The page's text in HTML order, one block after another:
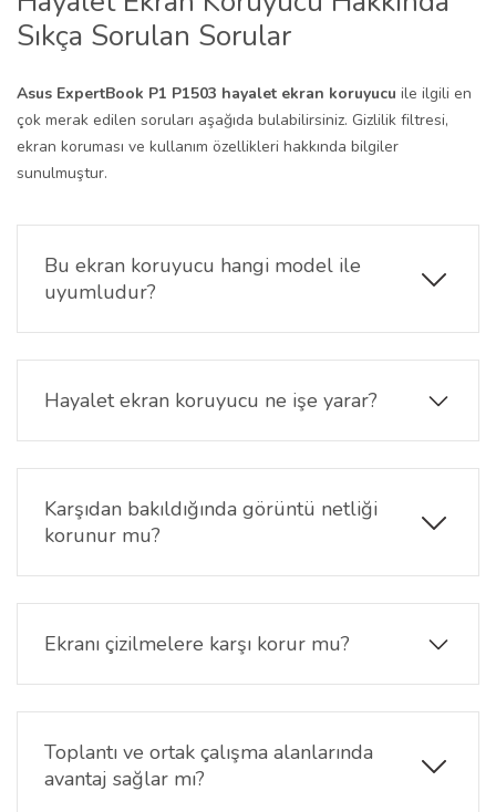
Sıkça Sorulan Sorular
Asus ExpertBook P1 P1503 hayalet ekran koruyucu ile ilgili en
çok merak edilen soruları aşağıda bulabilirsiniz. Gizlilik filtresi,
ekran koruması ve kullanım özellikleri hakkında bilgiler
sunulmuştur.
Bu ekran koruyucu hangi model ile
uyumludur?
Ürün, ASUS ExpertBook P1 P1503 serisi için özel
olarak üretilmiştir ve 15.6 inç ekran yapısıyla
uyumludur.
Hayalet ekran koruyucu ne işe yarar?
Privacy filtre teknolojisi sayesinde ekran içeriğinin
yan açılardan görülmesini zorlaştırarak gizliliğin
korunmasına yardımcı olur.
Karşıdan bakıldığında görüntü netliği
korunur mu?
Evet. Ekran içeriği doğrudan karşıdan bakıldığında
net şekilde görüntülenebilir.
Ekranı çizilmelere karşı korur mu?
Evet. 9H yüzey sertliği sayesinde günlük kullanımda
oluşabilecek çizik ve sürtünmelere karşı koruma
sağlamaya yardımcı olur.
Toplantı ve ortak çalışma alanlarında
avantaj sağlar mı?